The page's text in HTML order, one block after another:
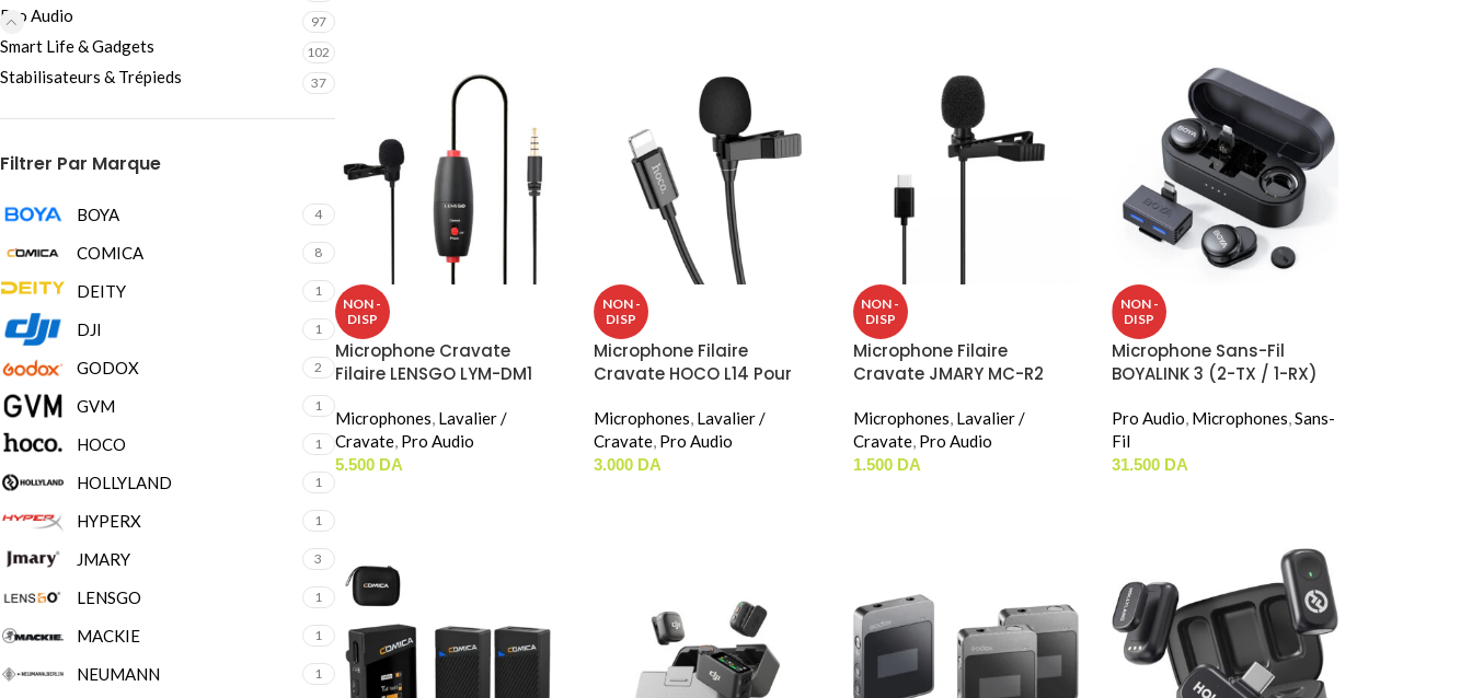
Pro Audio 97
Smart Life & Gadgets 102
Stabilisateurs & Trépieds 37
Filtrer Par Marque
BOYA 4
COMICA 8
DEITY 1
DJI 1
GODOX 2
GVM 1
HOCO 1
HOLLYLAND 1
HYPERX 1
JMARY 3
LENSGO 1
MACKIE 1
NEUMANN 1
NON -
DISP
Microphone Cravate
Filaire LENSGO LYM-DM1
Microphones, Lavalier /
Cravate, Pro Audio
5.500 DA
NON -
DISP
Microphone Filaire
Cravate HOCO L14 Pour
Microphones, Lavalier /
Cravate, Pro Audio
3.000 DA
NON -
DISP
Microphone Filaire
Cravate JMARY MC-R2
Microphones, Lavalier /
Cravate, Pro Audio
1.500 DA
NON -
DISP
Microphone Sans-Fil
BOYALINK 3 (2-TX / 1-RX)
Pro Audio, Microphones,Sans-
Fil
31.500 DA